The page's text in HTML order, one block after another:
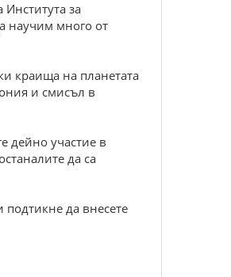
за
научим много от
краища на планетата
и смисъл в
дейно участие в
да са
да внесете